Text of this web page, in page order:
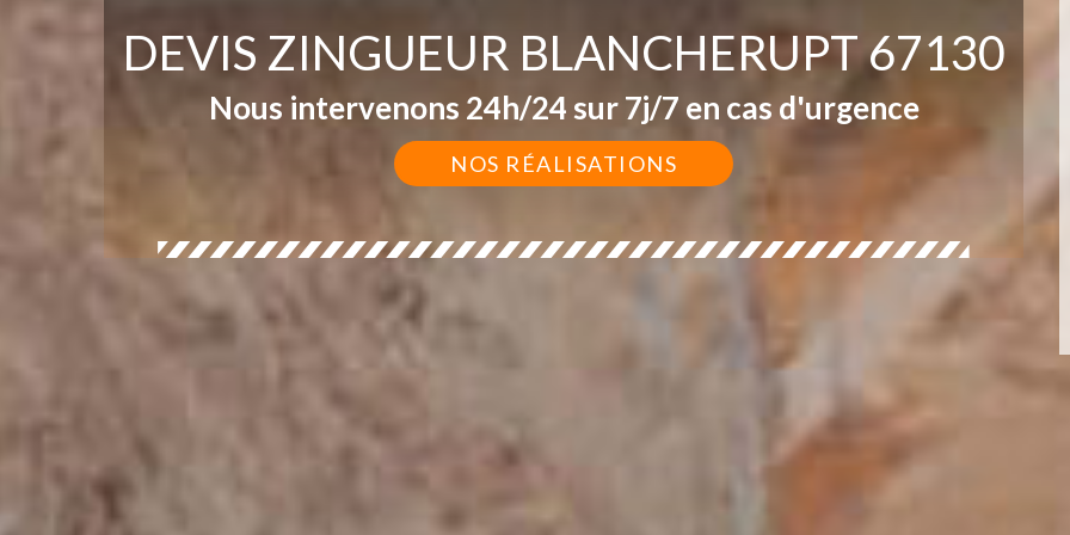
DEVIS ZINGUEUR BLANCHERUPT 67130
Nous intervenons 24h/24 sur 7j/7 en cas d'urgence
NOS RÉALISATIONS